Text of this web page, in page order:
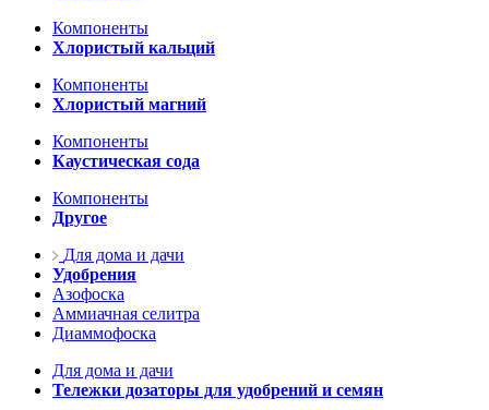
Компоненты
Хлористый кальций
Компоненты
Хлористый магний
Компоненты
Каустическая сода
Компоненты
Другое
Для дома и дачи
Удобрения
Азофоска
Аммиачная селитра
Диаммофоска
Для дома и дачи
Тележки дозаторы для удобрений и семян